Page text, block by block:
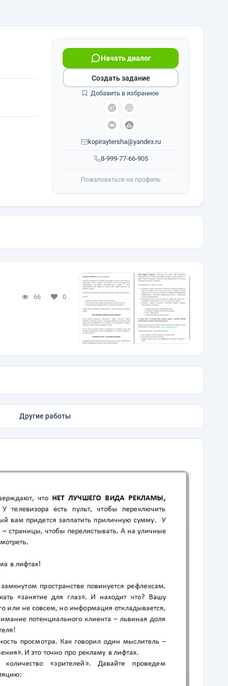
8-999-77-66-905
Начать диалог
kopiraytersha@yandex.ru
Создать задание
Добавить в избранное
Пожаловаться на профиль
66 0
Другие работы